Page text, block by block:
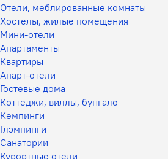
Отели, меблированные комнаты
Хостелы, жилые помещения
Мини-отели
Апартаменты
Квартиры
Апарт-отели
Гостевые дома
Коттеджи, виллы, бунгало
Кемпинги
Глэмпинги
Санатории
Курортные отели